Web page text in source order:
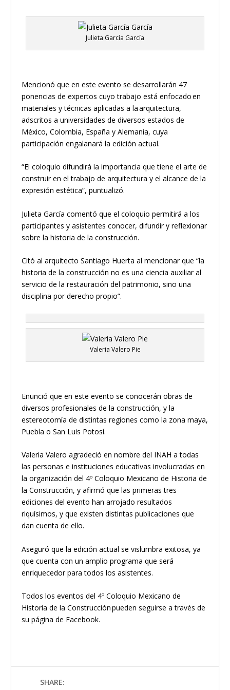
Julieta García García
Mencionó queeneste evento se desarrollarán 47
ponencias deexpertos cuyo trabajo está enfocado en
materiales y técnicas aplicadas a la arquitectura,
adscritos a universidades de diversos estados de
México, Colombia, España y Alemania, cuya
participación engalanará la edición actual.
“El coloquio difundirá la importancia que tiene el arte de
construir en el trabajo dearquitectura y el alcance de la
expresión estética”, puntualizó.
Julieta García comentó que el coloquio permitirá a los
participantes y asistentes conocer, difundir y reflexionar
sobre la historia de la construcción.
Citó al arquitecto Santiago Huerta al mencionar que “la
historia de la construcción no es una ciencia auxiliar al
servicio de la restauración del patrimonio, sino una
disciplina por derecho propio”.
Valeria Valero Pie
Enunció que en este evento se conocerán obras de
diversos profesionales de la construcción, y la
estereotomía de distintas regiones como la zona maya,
Puebla o San Luis Potosí.
Valeria Valeroagradeció en nombre del INAH a todas
las personas e instituciones educativas involucradas en
la organización del 4º Coloquio Mexicano de Historia de
la Construcción, y afirmó que las primeras tres
ediciones del evento han arrojado resultados
riquísimos, y que existen distintas publicaciones que
dan cuenta de ello.
Aseguró que la edición actual se vislumbra exitosa, ya
que cuenta con un amplio programa que será
enriquecedor para todos los asistentes.
Todos los eventos del 4º Coloquio Mexicano de
Historia de la Construcciónpuedenseguirsea través de
su página de Facebook.
SHARE: